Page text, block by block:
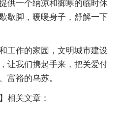
供一个纳凉和御寒的临时休
歇脚，暖暖身子，舒解一下
作的家园，文明城市建设
让我们携起手来，把关爱付
富裕的乌苏。
相关文章：